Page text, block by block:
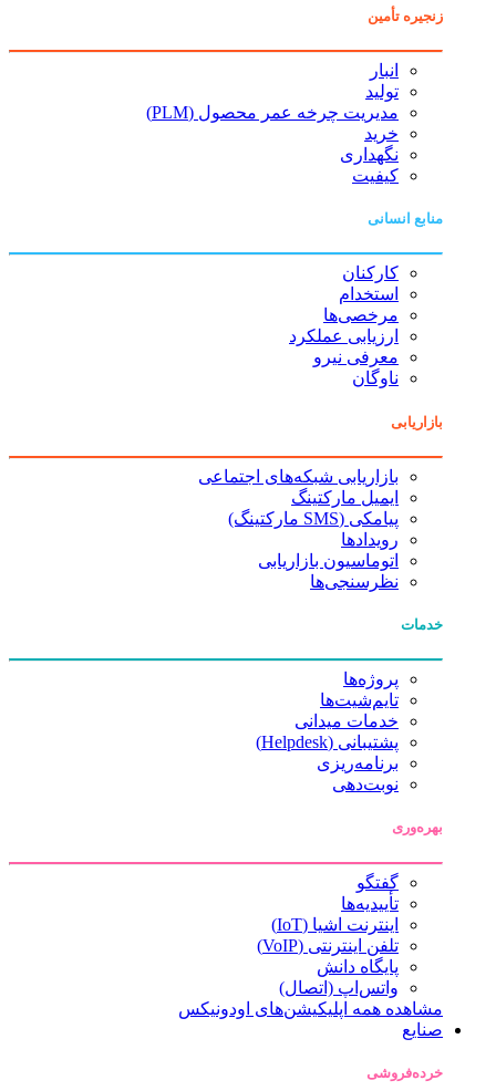
زنجیره تأمین
انبار
تولید
مدیریت چرخه عمر محصول (PLM)
خرید
نگهداری
کیفیت
منابع انسانی
کارکنان
استخدام
مرخصی‌ها
ارزیابی عملکرد
معرفی نیرو
ناوگان
بازاریابی
بازاریابی شبکه‌های اجتماعی
ایمیل مارکتینگ
پیامکی (SMS مارکتینگ)
رویدادها
اتوماسیون بازاریابی
نظرسنجی‌ها
خدمات
پروژه‌ها
تایم‌شیت‌ها
خدمات میدانی
پشتیبانی (Helpdesk)
برنامه‌ریزی
نوبت‌دهی
بهره‌وری
گفتگو
تأییدیه‌ها
اینترنت اشیا (IoT)
تلفن اینترنتی (VoIP)
پایگاه دانش
واتس‌اپ (اتصال)
مشاهده همه اپلیکیشن‌های اودونیکس
صنایع
خرده‌فروشی